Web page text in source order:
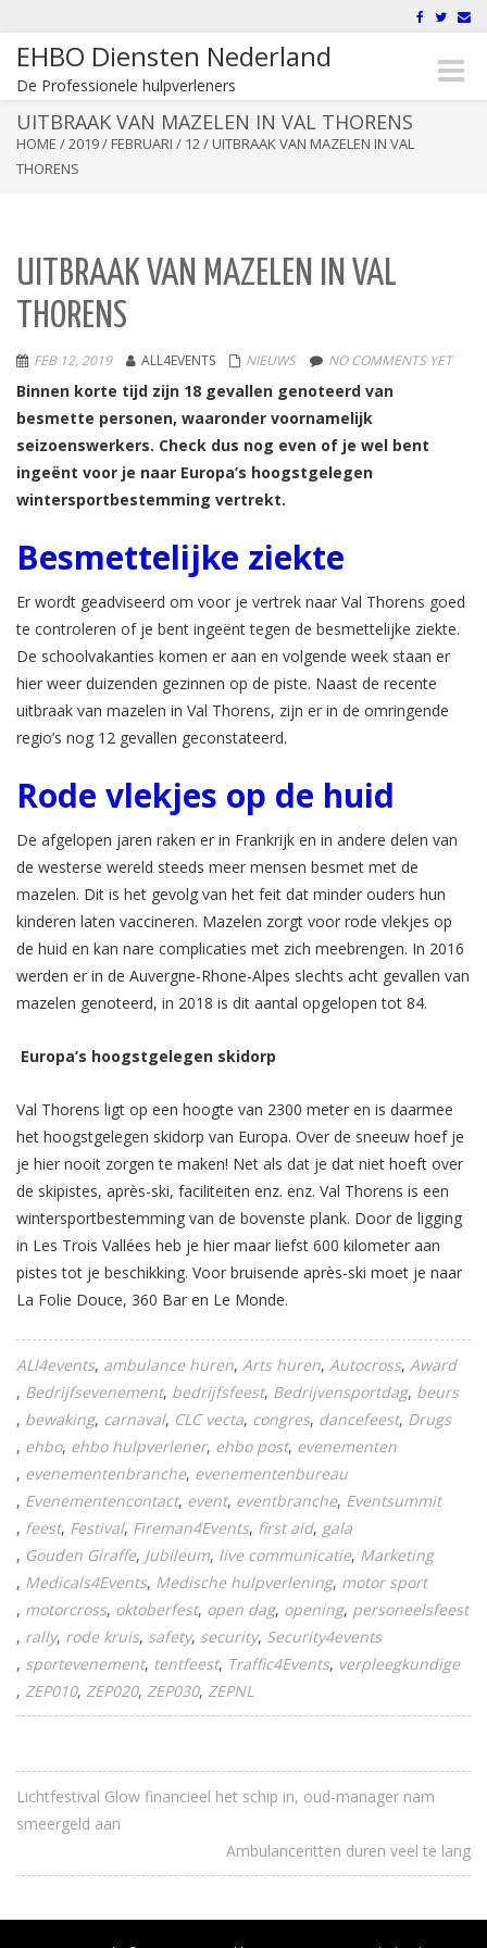
EHBO Diensten Nederland
De Professionele hulpverleners
Toggle
UITBRAAK VAN MAZELEN IN VAL THORENS
HOME /2019/ FEBRUARI / 12/ UITBRAAK VAN MAZELEN IN VAL
THORENS
UITBRAAK VAN MAZELEN IN VAL
THORENS
FEB 12, 2019 ALL4EVENTS NIEUWS NO COMMENTS YET
Binnen korte tijd zijn 18 gevallen genoteerd van
besmette personen, waaronder voornamelijk
seizoenswerkers. Check dus nog even of je wel bent
ingeënt voor je naar Europa’s hoogstgelegen
wintersportbestemming vertrekt.
Besmettelijke ziekte
Er wordt geadviseerd om voor je vertrek naar Val Thorens goed
te controleren of je bent ingeënt tegen de besmettelijke ziekte.
De schoolvakanties komen er aan en volgende week staan er
hier weer duizenden gezinnen op de piste. Naast de recente
uitbraak van mazelen in Val Thorens, zijn er in de omringende
regio’s nog 12 gevallen geconstateerd.
Rode vlekjes op de huid
De afgelopen jaren raken er in Frankrijk en in andere delen van
de westerse wereld steeds meer mensen besmet met de
mazelen. Dit is het gevolg van het feit dat minder ouders hun
kinderen laten vaccineren. Mazelen zorgt voor rode vlekjes op
de huid en kan nare complicaties met zich meebrengen. In 2016
werden er in de Auvergne-Rhone-Alpes slechts acht gevallen van
mazelen genoteerd, in 2018 is dit aantal opgelopen tot 84.
Europa’s hoogstgelegen skidorp
Val Thorens ligt op een hoogte van 2300 meter en is daarmee
het hoogstgelegen skidorp van Europa. Over de sneeuw hoef je
je hier nooit zorgen te maken! Net als dat je dat niet hoeft over
de skipistes, après-ski, faciliteiten enz. enz. Val Thorens is een
wintersportbestemming van de bovenste plank. Door de ligging
in Les Trois Vallées heb je hier maar liefst 600 kilometer aan
pistes tot je beschikking. Voor bruisende après-ski moet je naar
La Folie Douce, 360 Bar en Le Monde.
ALl4events ambulance huren Arts huren Autocross Award
Bedrijfsevenement bedrijfsfeest Bedrijvensportdag beurs
bewaking carnaval CLC vecta congres dancefeest Drugs
ehbo ehbo hulpverlener ehbo post evenementen
evenementenbranche evenementenbureau
Evenementencontact event eventbranche Eventsummit
feest Festival Fireman4Events first aid gala
Gouden Giraffe Jubileum live communicatie Marketing
Medicals4Events Medische hulpverlening motor sport
motorcross oktoberfest open dag opening personeelsfeest
rally rode kruis safety security Security4events
sportevenement tentfeest Traffic4Events verpleegkundige
ZEP010 ZEP020 ZEP030 ZEPNL
Lichtfestival Glow financieel het schip in, oud-manager nam
smeergeld aan
Ambulanceritten duren veel te lang